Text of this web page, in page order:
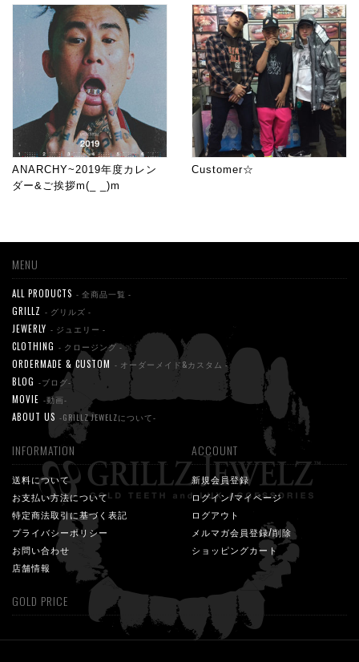
ANARCHY~2019年度カレン
ダー&ご挨拶m(_ _)m
Customer☆
MENU
ALL PRODUCTS - 全商品一覧 -
GRILLZ - グリルズ -
JEWERLY - ジュエリー -
CLOTHING - クロージング -
ORDERMADE & CUSTOM - オーダーメイド&カスタム -
BLOG -ブログ-
MOVIE -動画-
ABOUT US -GRILLZ JEWELZについて-
INFORMATION
送料について
お支払い方法について
特定商法取引に基づく表記
プライバシーポリシー
お問い合わせ
店舗情報
ACCOUNT
新規会員登録
ログイン/マイページ
ログアウト
メルマガ会員登録/削除
ショッピングカート
GOLD PRICE